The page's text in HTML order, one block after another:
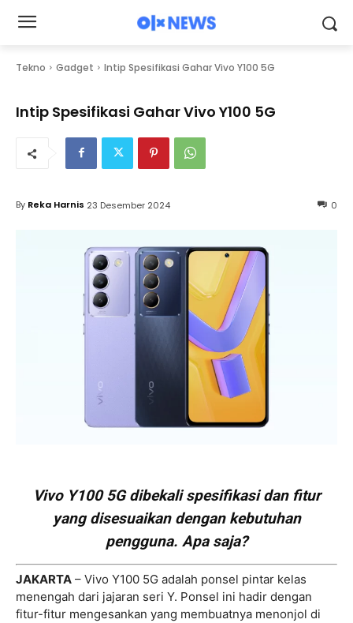
Tekno Gadget Intip Spesifikasi Gahar Vivo Y100 5G
Intip Spesifikasi Gahar Vivo Y100 5G
0
By Reka Harnis 23 Desember 2024
Vivo Y100 5G dibekali spesifikasi dan fitur
yang disesuaikan dengan kebutuhan
pengguna. Apa saja?
JAKARTA – Vivo Y100 5G adalah ponsel pintar kelas
menengah dari jajaran seri Y. Ponsel ini hadir dengan
fitur-fitur mengesankan yang membuatnya menonjol di